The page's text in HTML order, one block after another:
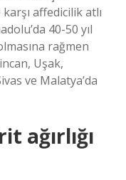
affedicilik atlı
40-50 yıl
rağmen
Uşak,
ve Malatya’da
ağırlığı